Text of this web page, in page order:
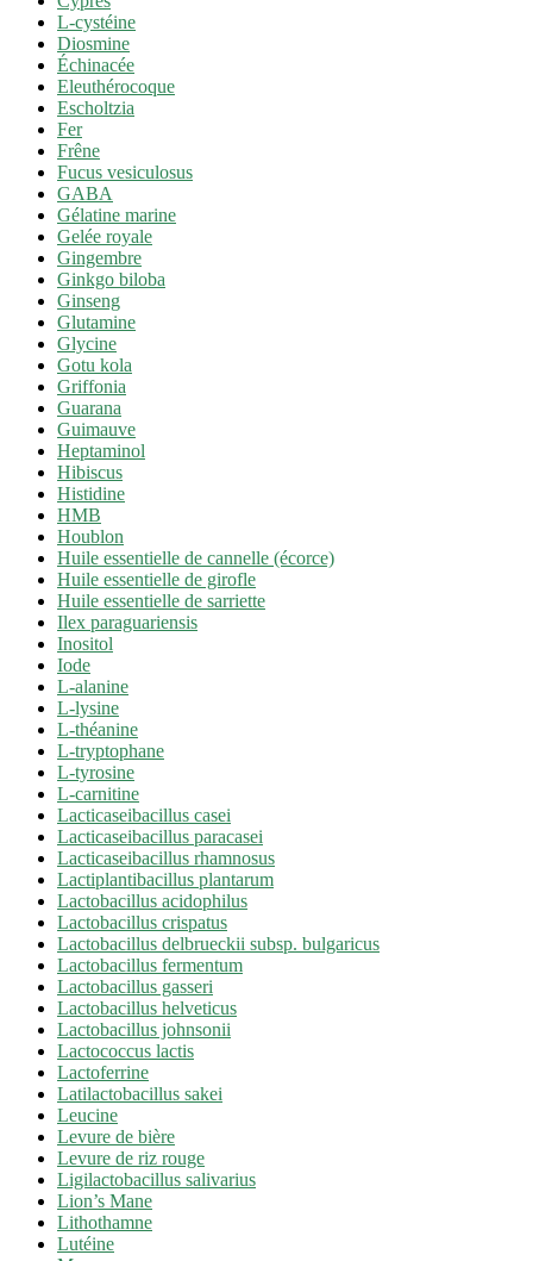
L-cystéine
Diosmine
Échinacée
Eleuthérocoque
Escholtzia
Fer
Frêne
Fucus vesiculosus
GABA
Gélatine marine
Gelée royale
Gingembre
Ginkgo biloba
Ginseng
Glutamine
Glycine
Gotu kola
Griffonia
Guarana
Guimauve
Heptaminol
Hibiscus
Histidine
HMB
Houblon
Huile essentielle de cannelle (écorce)
Huile essentielle de girofle
Huile essentielle de sarriette
Ilex paraguariensis
Inositol
Iode
L-alanine
L-lysine
L-théanine
L-tryptophane
L-tyrosine
L-carnitine
Lacticaseibacillus casei
Lacticaseibacillus paracasei
Lacticaseibacillus rhamnosus
Lactiplantibacillus plantarum
Lactobacillus acidophilus
Lactobacillus crispatus
Lactobacillus delbrueckii subsp. bulgaricus
Lactobacillus fermentum
Lactobacillus gasseri
Lactobacillus helveticus
Lactobacillus johnsonii
Lactococcus lactis
Lactoferrine
Latilactobacillus sakei
Leucine
Levure de bière
Levure de riz rouge
Ligilactobacillus salivarius
Lion’s Mane
Lithothamne
Lutéine